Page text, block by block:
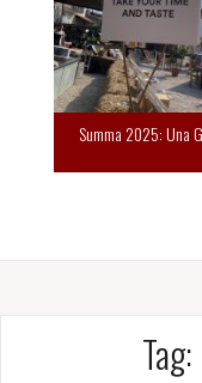
Summa 2025: Una
Tag: